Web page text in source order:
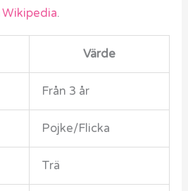
Wikipedia.
Värde
Från 3 år
Pojke/Flicka
Trä